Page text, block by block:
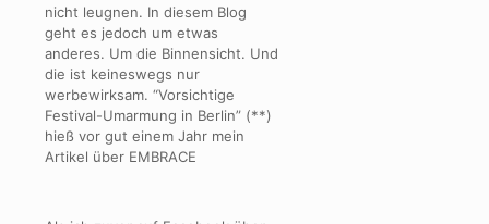
nicht leugnen. In diesem Blog
geht es jedoch um etwas
anderes. Um die Binnensicht. Und
die ist keineswegs nur
werbewirksam. “Vorsichtige
Festival-Umarmung in Berlin” (**)
hieß vor gut einem Jahr mein
Artikel über EMBRACE